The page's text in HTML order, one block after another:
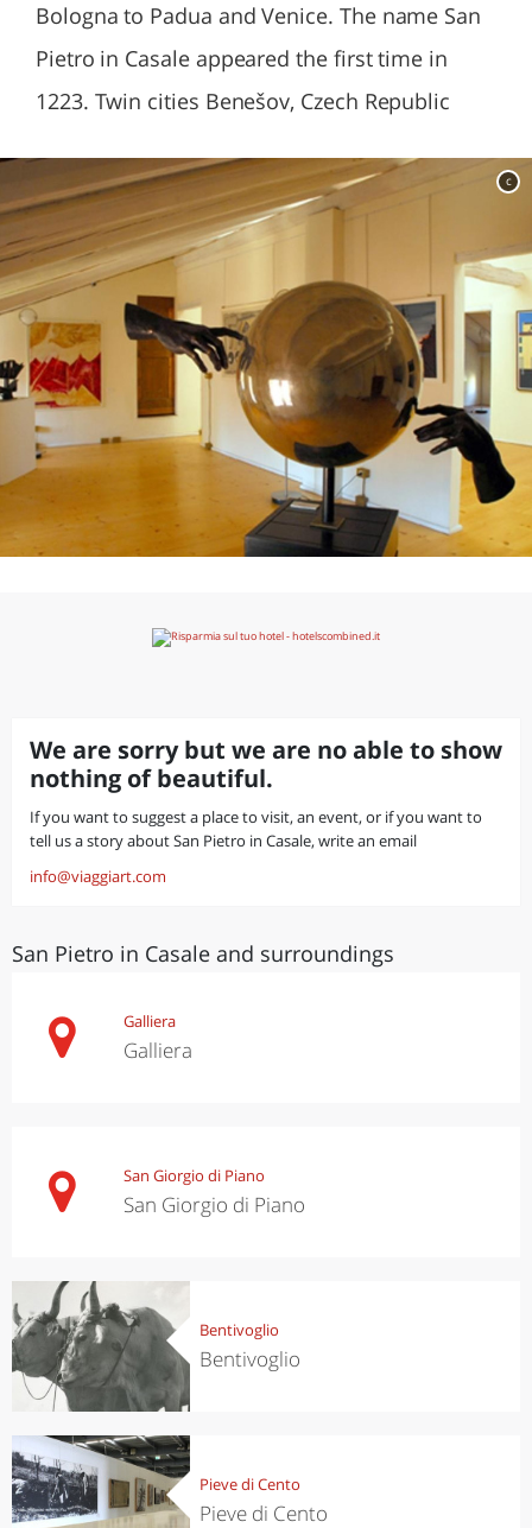
Bologna to Padua and Venice. The name San
Pietro in Casale appeared the first time in
1223. Twin cities Benešov, Czech Republic
c
We are sorry but we are no able to show
nothing of beautiful.
If you want to suggest a place to visit, an event, or if you want to
tell us a story about San Pietro in Casale, write an email
info@viaggiart.com
San Pietro in Casale and surroundings
Galliera
Galliera
San Giorgio di Piano
San Giorgio di Piano
Bentivoglio
Bentivoglio
Pieve di Cento
Pieve di Cento